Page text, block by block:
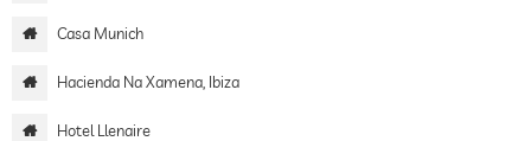
Casa Munich
Hacienda Na Xamena, Ibiza
Hotel Llenaire